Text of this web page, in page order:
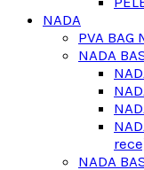
NADA
PVA BAG
NADA
NADA